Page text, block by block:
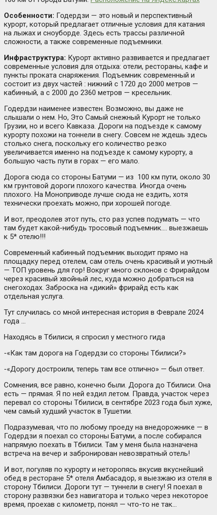
Особенности: Годердзи — это новый и перспективный
курорт, который предлагает отличные условия для катания
на лыжах и сноуборде. Здесь есть трассы различной
сложности, а также современные подъемники.
Инфраструктура: Курорт активно развивается и предлагает
современные условия для отдыха: отели, рестораны, кафе и
пункты проката снаряжения. Подъемник современный и
состоит из двух частей : нижний с 1720 до 2000 метров —
кабинный, а с 2000 до 2360 метров — кресельник.
Годердзи наименее известен. Возможно, вы даже не
слышали о нем. Но, Это Самый снежный Курорт не только
Грузии, но и всего Кавказа. Дороги на подъезде к самому
курорту похожи на тоннели в снегу. Совсем не ждешь здесь
столько снега, поскольку его количество резко
увеличивается именно на подъезде к самому курорту, а
большую часть пути в горах — его мало.
Дорога сюда со стороны Батуми — из 100 км пути, около 30
км грунтовой дороги плохого качества. Иногда очень
плохого. На Моноприводе лучше сюда не ездить, хотя
технически проехать можно, при хорошей погоде.
И вот, преодолев этот путь, сто раз успев подумать — что
там будет какой-нибудь тросовый подъемник…. выезжаешь
к 5* отелю!!!
Современный кабинный подъемник выходит прямо на
площадку перед отелем, сам отель очень красивый и уютный
— ТОП уровень для гор! Вокруг много склонов с Фрирайдом
через красивый хвойный лес, куда можно добраться на
снегоходах. Заброска на «дикий» фрирайд есть как
отдельная услуга.
Тут случилась со мной интересная история в Феврале 2024
года …
Находясь в Тбилиси, я спросил у местного гида
-«Как там дорога на Годердзи со стороны Тбилиси?»
-«Дорогу достроили, теперь там все отлично» — был ответ.
Сомнения, все равно, конечно были. Дорога до Тбилиси. Она
есть — прямая. Я по ней ездил летом. Правда, участок через
перевал со стороны Тбилиси, в сентябре 2023 года был хуже,
чем самый худший участок в Тушетии.
Подразумевая, что по любому проеду на внедорожнике — в
Годердзи я поехал со стороны Батуми, а после собирался
напрямую поехать в Тбилиси. Там у меня была назначена
встреча на вечер и забронирован невозвратный отель!
И вот, погуляв по курорту и неторопясь вкусив вкуснейший
обед в ресторане 5* отеля Амбасадор, я выезжаю из отеля в
сторону Тбилиси. Дороги тут — туннели в снегу! Я поехал в
сторону развязки без навигатора и только через некоторое
время, проехав с километр, понял — что-то не так…